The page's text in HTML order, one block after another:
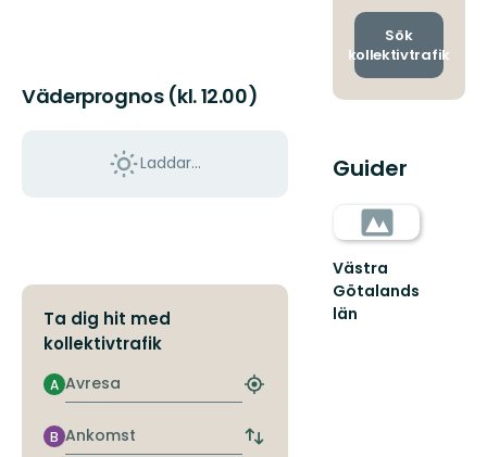
Väderprognos (kl. 12.00)
Laddar...
Ta dig hit med
kollektivtrafik
Avresa
A
Hitta
hållplats
Ankomst
B
Byt
och
Sök
kollektivtrafik
Guider
Västra
Götalands
län